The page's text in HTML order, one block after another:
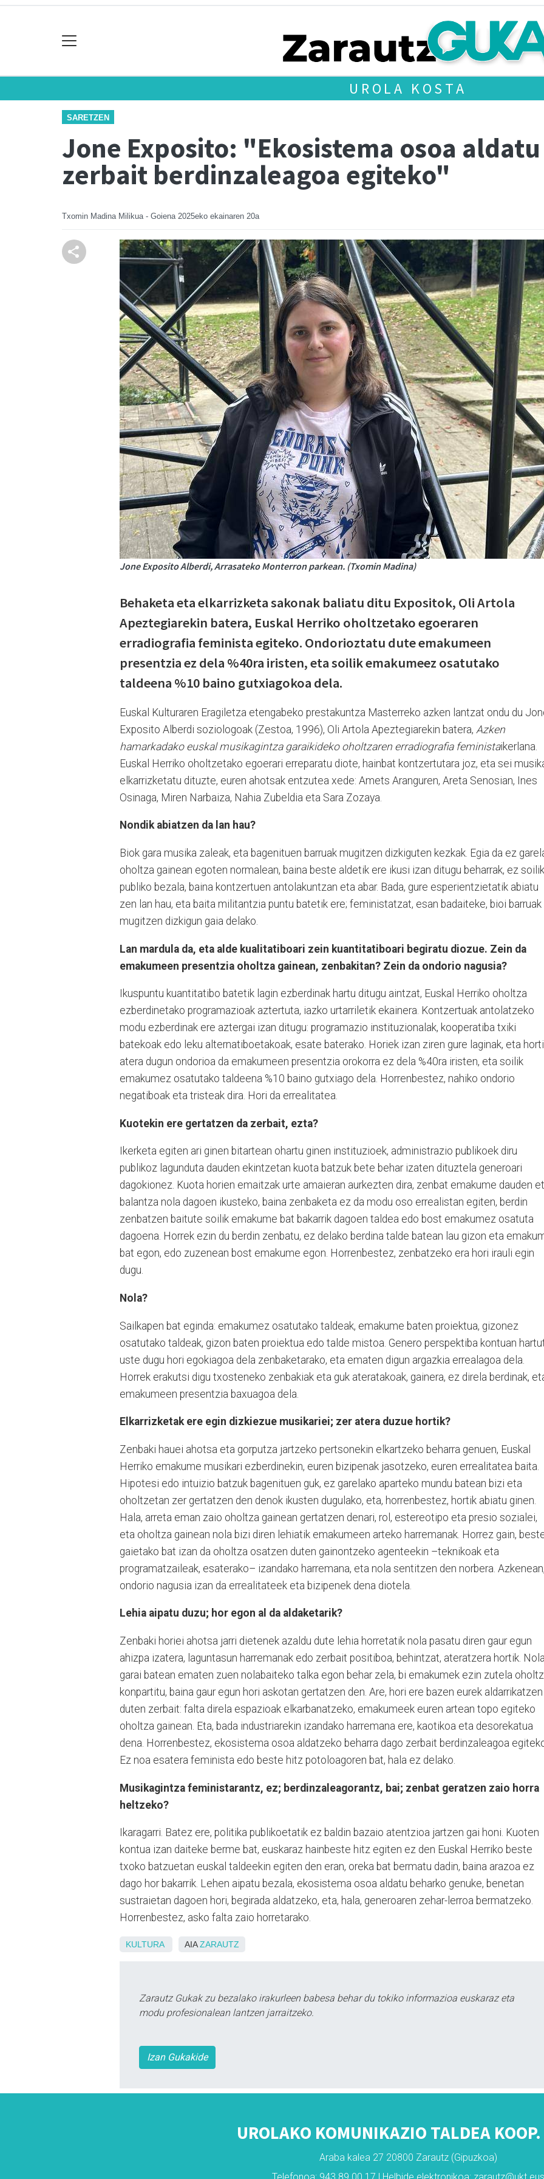
UROLA KOSTA
SARETZEN
Jone Exposito: "Ekosistema osoa
zerbait berdinzaleagoa egiteko"
Txomin Madina Milikua - Goiena 2025eko ekainaren 20a
Jone Exposito Alberdi, Arrasateko Monterron parkean. (Txomin Madina)
Behaketa eta elkarrizketa sakonak baliatu ditu Expositok, Oli Artola
Apeztegiarekin batera, Euskal Herriko oholtzetako egoeraren
erradiografia feminista egiteko. Ondorioztatu dute emakumeen
presentzia ez dela %40ra iristen, eta soilik emakumeez osatutako
taldeena %10 baino gutxiagokoa dela.
Euskal Kulturaren Eragiletza etengabeko prestakuntza Masterreko azken lantzat ondu du
Exposito Alberdi soziologoak (Zestoa, 1996), Oli Artola Apeztegiarekin batera, Azken
hamarkadako euskal musikagintza garaikideko oholtzaren erradiografia feministaikerlana.
Euskal Herriko oholtzetako egoerari erreparatu diote, hainbat kontzertutara joz, eta sei
elkarrizketatu dituzte, euren ahotsak entzutea xede: Amets Aranguren, Areta Senosian, Ines
Osinaga, Miren Narbaiza, Nahia Zubeldia eta Sara Zozaya.
Nondik abiatzen da lan hau?
Biok gara musika zaleak, eta bagenituen barruak mugitzen dizkiguten kezkak. Egia da ez
oholtza gainean egoten normalean, baina beste aldetik ere ikusi izan ditugu beharrak, ez soilik
publiko bezala, baina kontzertuen antolakuntzan eta abar. Bada, gure esperientzietatik abiatu
zen lan hau, eta baita militantzia puntu batetik ere; feministatzat, esan badaiteke, bioi barruak
mugitzen dizkigun gaia delako.
Lan mardula da, eta alde kualitatiboari zein kuantitatiboari begiratu diozue. Zein da
emakumeen presentzia oholtza gainean, zenbakitan? Zein da ondorio nagusia?
Ikuspuntu kuantitatibo batetik lagin ezberdinak hartu ditugu aintzat, Euskal Herriko oholtza
ezberdinetako programazioak aztertuta, iazko urtarriletik ekainera. Kontzertuak antolatzeko
modu ezberdinak ere aztergai izan ditugu: programazio instituzionalak, kooperatiba txiki
batekoak edo leku alternatiboetakoak, esate baterako. Horiek izan ziren gure laginak, eta
atera dugun ondorioa da emakumeen presentzia orokorra ez dela %40ra iristen, eta soilik
emakumez osatutako taldeena %10 baino gutxiago dela. Horrenbestez, nahiko ondorio
negatiboak eta tristeak dira. Hori da errealitatea.
Kuotekin ere gertatzen da zerbait, ezta?
Ikerketa egiten ari ginen bitartean ohartu ginen instituzioek, administrazio publikoek diru
publikoz lagunduta dauden ekintzetan kuota batzuk bete behar izaten dituztela generoari
dagokionez. Kuota horien emaitzak urte amaieran aurkezten dira, zenbat emakume dauden
balantza nola dagoen ikusteko, baina zenbaketa ez da modu oso errealistan egiten, berdin
zenbatzen baitute soilik emakume bat bakarrik dagoen taldea edo bost emakumez osatuta
dagoena. Horrek ezin du berdin zenbatu, ez delako berdina talde batean lau gizon eta
bat egon, edo zuzenean bost emakume egon. Horrenbestez, zenbatzeko era hori irauli egin
dugu.
Nola?
Sailkapen bat eginda: emakumez osatutako taldeak, emakume baten proiektua, gizonez
osatutako taldeak, gizon baten proiektua edo talde mistoa. Genero perspektiba kontuan
uste dugu hori egokiagoa dela zenbaketarako, eta ematen digun argazkia errealagoa dela.
Horrek erakutsi digu txosteneko zenbakiak eta guk ateratakoak, gainera, ez direla berdinak,
emakumeen presentzia baxuagoa dela.
Elkarrizketak ere egin dizkiezue musikariei; zer atera duzue hortik?
Zenbaki hauei ahotsa eta gorputza jartzeko pertsonekin elkartzeko beharra genuen, Euskal
Herriko emakume musikari ezberdinekin, euren bizipenak jasotzeko, euren errealitatea baita.
Hipotesi edo intuizio batzuk bagenituen guk, ez garelako aparteko mundu batean bizi eta
oholtzetan zer gertatzen den denok ikusten dugulako, eta, horrenbestez, hortik abiatu ginen.
Hala, arreta eman zaio oholtza gainean gertatzen denari, rol, estereotipo eta presio sozialei,
eta oholtza gainean nola bizi diren lehiatik emakumeen arteko harremanak. Horrez gain,
gaietako bat izan da oholtza osatzen duten gainontzeko agenteekin –teknikoak eta
programatzaileak, esaterako– izandako harremana, eta nola sentitzen den norbera. Azkenean,
ondorio nagusia izan da errealitateek eta bizipenek dena diotela.
Lehia aipatu duzu; hor egon al da aldaketarik?
Zenbaki horiei ahotsa jarri dietenek azaldu dute lehia horretatik nola pasatu diren gaur egun
ahizpa izatera, laguntasun harremanak edo zerbait positiboa, behintzat, ateratzera hortik. Nola
garai batean ematen zuen nolabaiteko talka egon behar zela, bi emakumek ezin zutela
konpartitu, baina gaur egun hori askotan gertatzen den. Are, hori ere bazen eurek aldarrikatzen
duten zerbait: falta direla espazioak elkarbanatzeko, emakumeek euren artean topo egiteko
oholtza gainean. Eta, bada industriarekin izandako harremana ere, kaotikoa eta desorekatua
dena. Horrenbestez, ekosistema osoa aldatzeko beharra dago zerbait berdinzaleagoa
Ez noa esatera feminista edo beste hitz potoloagoren bat, hala ez delako.
Musikagintza feministarantz, ez; berdinzaleagorantz, bai; zenbat geratzen zaio horra
heltzeko?
Ikaragarri. Batez ere, politika publikoetatik ez baldin bazaio atentzioa jartzen gai honi. Kuoten
kontua izan daiteke berme bat, euskaraz hainbeste hitz egiten ez den Euskal Herriko beste
txoko batzuetan euskal taldeekin egiten den eran, oreka bat bermatu dadin, baina arazoa ez
dago hor bakarrik. Lehen aipatu bezala, ekosistema osoa aldatu beharko genuke, benetan
sustraietan dagoen hori, begirada aldatzeko, eta, hala, generoaren zehar-lerroa bermatzeko.
Horrenbestez, asko falta zaio horretarako.
KULTURA AIAZARAUTZ
Zarautz Gukak zu bezalako irakurleen babesa behar du tokiko informazioa euskaraz eta
modu profesionalean lantzen jarraitzeko.
Izan Gukakide
UROLAKO KOMUNIKAZIO TALDEA
Araba kalea 27 20800 Zarautz (Gipuzkoa)